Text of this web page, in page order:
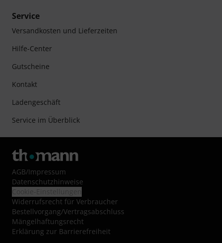
Service
Versandkosten und Lieferzeiten
Hilfe-Center
Gutscheine
Kontakt
Ladengeschäft
Service im Überblick
AGB/Impressum
Datenschutzhinweise
Widerrufsrecht für Verbraucher
Bestellvorgang/Vertragsabschluss
Mängelhaftungsrecht
Erklärung zur Barrierefreiheit